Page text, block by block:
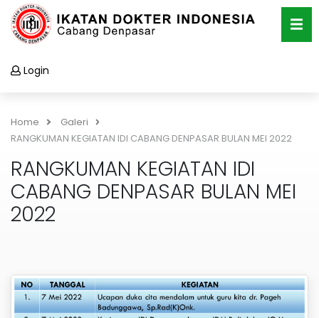
Login
Home
Galeri
RANGKUMAN KEGIATAN IDI CABANG DENPASAR BULAN MEI 2022
RANGKUMAN KEGIATAN IDI
CABANG DENPASAR BULAN MEI
2022